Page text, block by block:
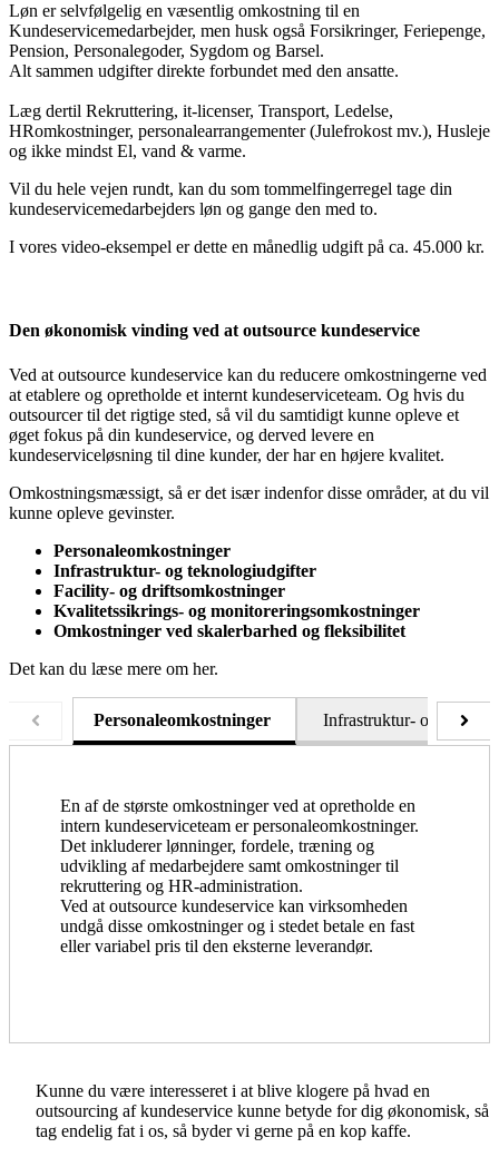
Løn er selvfølgelig en væsentlig omkostning til en
Kundeservicemedarbejder, men husk også Forsikringer, Feriepenge,
Pension, Personalegoder, Sygdom og Barsel.
Alt sammen udgifter direkte forbundet med den ansatte.
Læg dertil Rekruttering, it-licenser, Transport, Ledelse,
HRomkostninger, personalearrangementer (Julefrokost mv.), Husleje
og ikke mindst El, vand & varme.
Vil du hele vejen rundt, kan du som tommelfingerregel tage din
kundeservicemedarbejders løn og gange den med to.
I vores video-eksempel er dette en månedlig udgift på ca. 45.000 kr.
Den økonomisk vinding ved at outsource kundeservice
Ved at outsource kundeservice kan du reducere omkostningerne ved
at etablere og opretholde et internt kundeserviceteam. Og hvis du
outsourcer til det rigtige sted, så vil du samtidigt kunne opleve et
øget fokus på din kundeservice, og derved levere en
kundeserviceløsning til dine kunder, der har en højere kvalitet.
Omkostningsmæssigt, så er det især indenfor disse områder, at du vil
kunne opleve gevinster.
Personaleomkostninger
Infrastruktur- og teknologiudgifter
Facility- og driftsomkostninger
Kvalitetssikrings- og monitoreringsomkostninger
Omkostninger ved skalerbarhed og fleksibilitet
Det kan du læse mere om her.
Personaleomkostninger Infrastruktur- og
En af de største omkostninger ved at opretholde en
intern kundeserviceteam er personaleomkostninger.
Det inkluderer lønninger, fordele, træning og
udvikling af medarbejdere samt omkostninger til
rekruttering og HR-administration.
Ved at outsource kundeservice kan virksomheden
undgå disse omkostninger og i stedet betale en fast
eller variabel pris til den eksterne leverandør.
Kunne du være interesseret i at blive klogere på hvad en
outsourcing af kundeservice kunne betyde for dig økonomisk, så
tag endelig fat i os, så byder vi gerne på en kop kaffe.